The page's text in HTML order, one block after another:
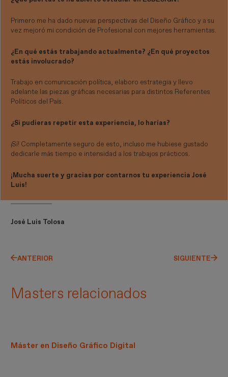
Primero me ha dado nuevas perspectivas del Diseño Gráfico y a su
vez mejoró mi condición de Profesional con mejores herramientas.
¿En qué estás trabajando actualmente? ¿En qué proyectos
estás involucrado?
Trabajo en comunicación política, elaboro estrategia y llevo
adelante las piezas gráficas necesarias para distintos Referentes
Políticos del País.
¿Si pudieras repetir esta experiencia, lo harías?
¡Sí! Completamente seguro de esto, incluso me hubiese gustado
dedicarle más tiempo e intensidad a los trabajos prácticos.
¡Mucha suerte y gracias por contarnos tu experiencia José
Luis!
José Luis Tolosa
ANTERIOR SIGUIENTE
Masters relacionados
Máster en Diseño Gráfico Digital